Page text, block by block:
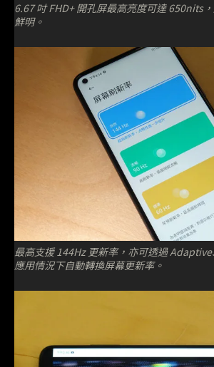
6.67 吋 FHD+ 開孔屏最高亮度可達 650nits
鮮明。
最高支援 144Hz 更新率，亦可透過
應用情況下自動轉換屏幕更新率。